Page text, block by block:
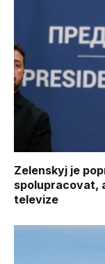
Zelenskyj je
spolupracovat,
televize